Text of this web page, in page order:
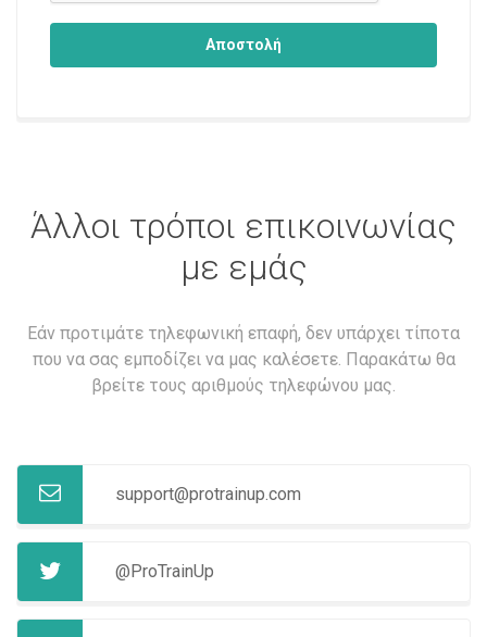
Αποστολή
Άλλοι τρόποι επικοινωνίας
με εμάς
Εάν προτιμάτε τηλεφωνική επαφή, δεν υπάρχει τίποτα
που να σας εμποδίζει να μας καλέσετε. Παρακάτω θα
βρείτε τους αριθμούς τηλεφώνου μας.
support@protrainup.com
@ProTrainUp